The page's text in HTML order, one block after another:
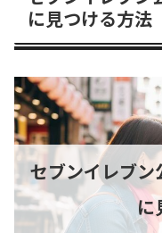
に見つける方法
セブンイレブ
に